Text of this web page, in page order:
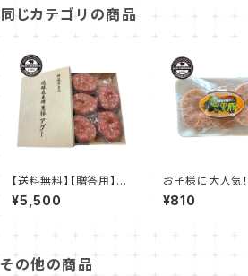
同じカテゴリの商品
【送料無料】【贈答用】ご
家族みんなで！沖縄県
産アグーハンバーグ 1
¥5,500
お子様に大人気
県産アグーハン
グ 120g☓3個
¥810
その他の商品